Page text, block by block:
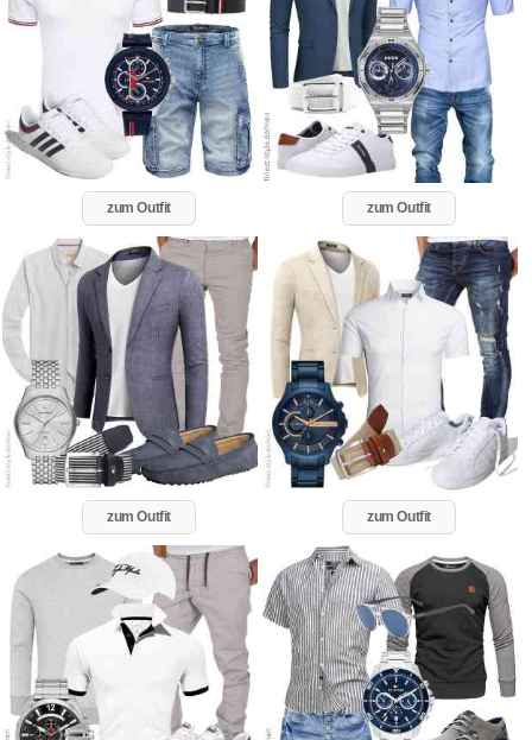
zum Outfit zum Outfit
zum Outfit zum Outfit